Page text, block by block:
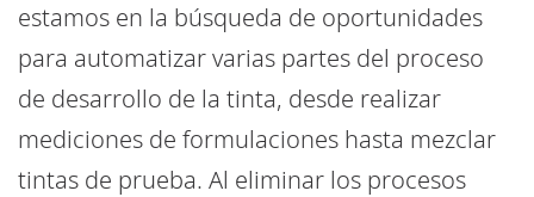
estamos en la búsqueda de oportunidades
para automatizar varias partes del proceso
de desarrollo de la tinta, desde realizar
mediciones de formulaciones hasta mezclar
tintas de prueba. Al eliminar los procesos